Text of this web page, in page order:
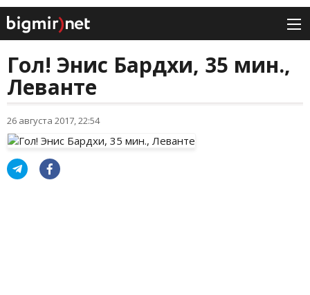
Гол! Энис Бардхи, 35 мин.,
Леванте
26 августа 2017, 22:54